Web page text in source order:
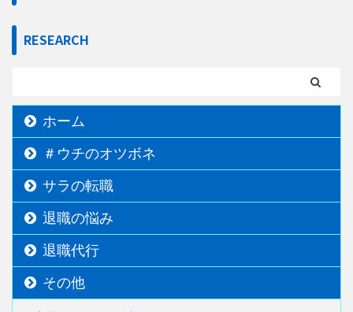
RESEARCH
ホーム
＃ウチのオツボネ
サラの転職
退職の悩み
退職代行
その他